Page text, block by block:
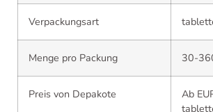
Verpackungsart
Menge pro Packung 30-
Preis von Depakote
Ab